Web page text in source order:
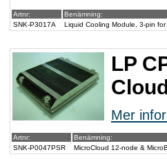
Artnr:
Benämning:
SNK-P3017A
Liquid Cooling Module, 3-pin
LP
Mer
Artnr:
Benämning:
SNK-P0047PSR
MicroCloud 12-node &